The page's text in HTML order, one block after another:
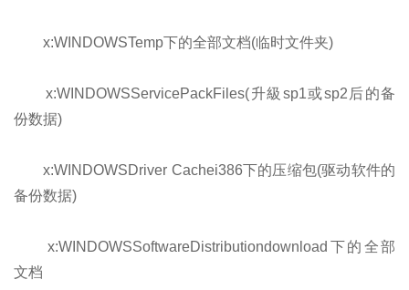
x:WINDOWSTemp下的全部文档(临时文件夹)
x:WINDOWSServicePackFiles(升級sp1或sp2后的备
份数据)
x:WINDOWSDriver Cachei386下的压缩包(驱动软件的
备份数据)
x:WINDOWSSoftwareDistributiondownload下的全部
文档